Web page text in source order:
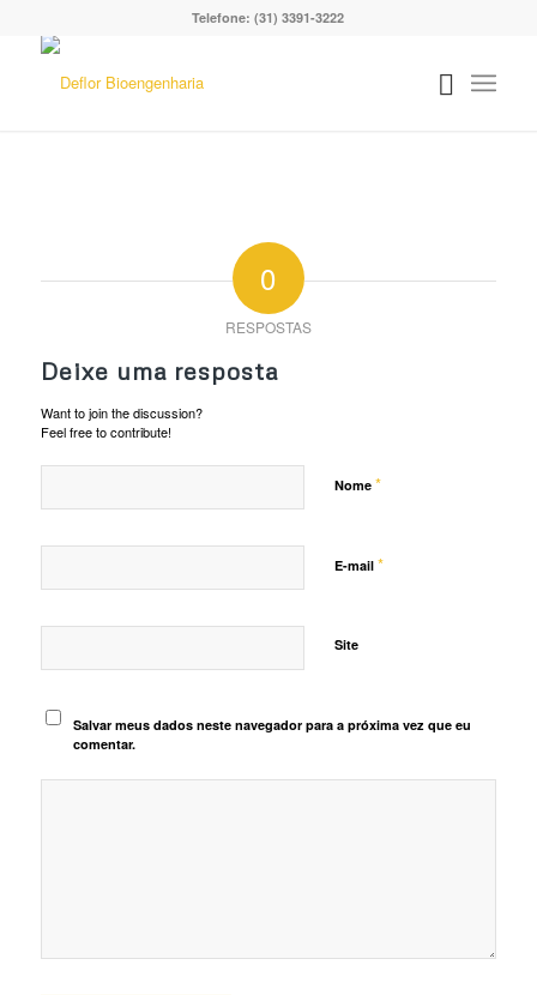
Telefone: (31) 3391-3222
0
RESPOSTAS
Deixe uma resposta
Want to join the discussion?
Feel free to contribute!
Nome *
E-mail *
Site
Salvar meus dados neste navegador para a próxima vez que eu
comentar.